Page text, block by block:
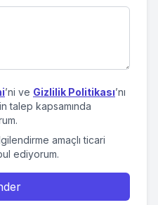
’ni ve Gizlilik Politikası’nı
talep kapsamında
amaçlı ticari
ediyorum.